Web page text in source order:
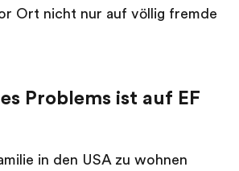
Ort nicht nur auf völlig fremde
Problems ist auf EF
in den USA zu wohnen